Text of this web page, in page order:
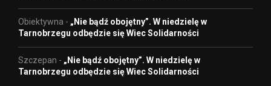
Obiektywna - „Nie bądź obojętny”. W niedzielę w
Tarnobrzegu odbędzie się Wiec Solidarności
Szczepan - „Nie bądź obojętny”. W niedzielę w
Tarnobrzegu odbędzie się Wiec Solidarności